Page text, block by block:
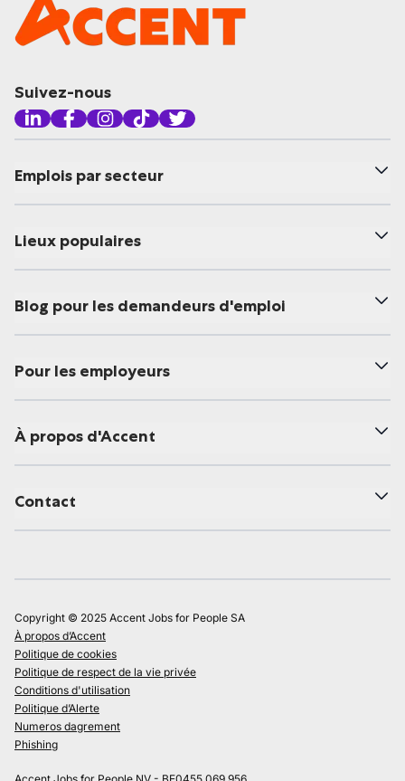
Suivez-nous
Emplois par secteur
Lieux populaires
Blog pour les demandeurs d'emploi
Pour les employeurs
À propos d'Accent
Contact
Copyright © 2025 Accent Jobs for People SA
À propos d’Accent
Politique de cookies
Politique de respect de la vie privée
Conditions d'utilisation
Politique d’Alerte
Numeros dagrement
Phishing